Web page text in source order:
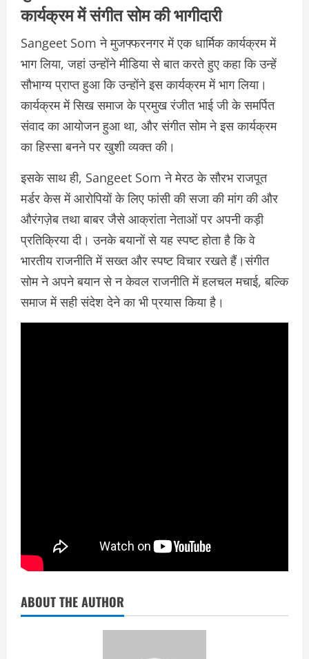
कार्यक्रम में संगीत सोम की भागीदारी
Sangeet Som ने मुजफ्फरनगर में एक धार्मिक कार्यक्रम में
भाग लिया, जहां उन्होंने मीडिया से बात करते हुए कहा कि उन्हें
सौभाग्य प्राप्त हुआ कि उन्होंने इस कार्यक्रम में भाग लिया।
कार्यक्रम में सिख समाज के प्रमुख रंजीत भाई जी के समर्पित
संवाद का आयोजन हुआ था, और संगीत सोम ने इस कार्यक्रम
का हिस्सा बनने पर खुशी व्यक्त की।
इसके साथ ही, Sangeet Som ने मेरठ के सौरभ राजपूत
मर्डर केस में आरोपियों के लिए फांसी की सजा की मांग की और
औरंगज़ेब तथा बाबर जैसे आक्रांता नेताओं पर अपनी कड़ी
प्रतिक्रिया दी। उनके बयानों से यह स्पष्ट होता है कि वे
भारतीय राजनीति में सख्त और स्पष्ट विचार रखते हैं।संगीत
सोम ने अपने बयान से न केवल राजनीति में हलचल मचाई, बल्कि
समाज में सही संदेश देने का भी प्रयास किया है।
ABOUT THE AUTHOR